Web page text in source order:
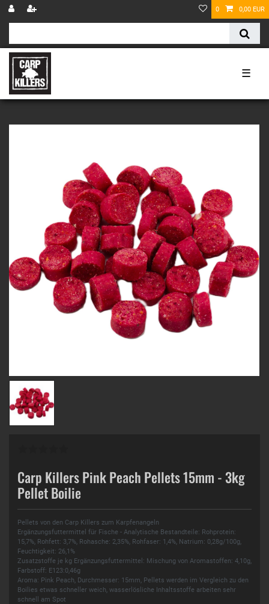
0 0,00 EUR
☰
Carp Killers Pink Peach Pellets 15mm - 3kg
Pellet Boilie
Pellets von den Carp Killers zum Karpfenangeln
Ergänzungsfuttermittel für Fische - Analytische Bestandteile: Rohprotein:
15,7%, Rohfett: 3,7%, Rohasche: 2,35%, Rohfaser: 1,4%, Natrium: 0,28g/100g,
Feuchtigkeit: 26,1%
Zusatzstoffe je kg Ergänzungsfuttermittel: Mischung von Aromastoffen: 4,10g,
Farbstoff: E123:0,46g
Aroma: Pink Peach, Durchmesser: 15mm, Pellets werden im Vergleich zu den
Boilies etwas schneller weich, wasserlösliche Inhaltsstoffe arbeiten sehr
schnell am Spot